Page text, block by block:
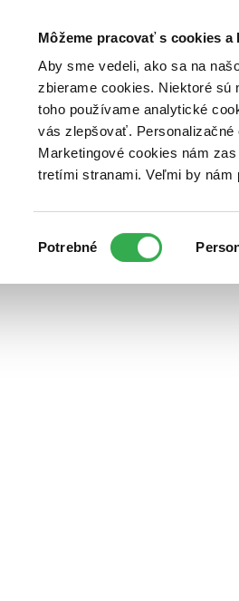
Môžeme pracovať s cookies
Aby sme vedeli, ako sa na
zbierame cookies. Niektoré sú
toho používame analytické
vás zlepšovať.
Marketingové cookies nám
tretími stranami. Veľmi by
súhlasu
Potrebné
Poukážky Kontakt